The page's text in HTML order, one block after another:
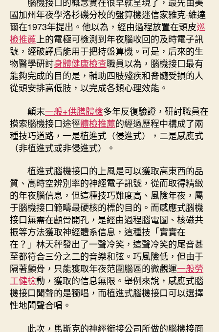
國加州年夜學洛杉磯分校的盤算機迷信家雅克·維達
爾在1973年提出。他以為，經由過程放置在頭皮巡
檢推薦 上的電極可檢測到年夜腦收回的及時電子訊
號，經破譯后能用于把持盤算機。可是，后來的生
物醫學研討身體健康檢查職員以為，腦機接口最有
能夠完成的目的是，輔助四肢殘疾和脊髓受損的人
從頭安排高低肢，以完成各類心理效能。
顛末一般+供膳體檢多年反復驗證，研討職員在
摸索腦機接口途徑體檢推薦的經過歷程中構成了兩
種技巧道路，一是植進式（侵進式），二是感應式
（非植進式或非侵進式）。
植進式腦機接口的上風是可以獲取高東西的品
質、高時空辨別率的神經電子訊號，從而取得精緻
的年夜腦信息，但這種技巧難度高、風險年夜，屬
于腦機接口範疇最硬核的標的目的。而感應式腦機
接口無需在顱骨開孔，是經由過程腦電圖、核磁共
振等方法獲取神經體系信息，這種技「實實在
在？」林天秤發出了一聲冷笑，這聲冷笑的尾音甚
至都符合三分之二的音樂和弦。巧風險低，但由于
隔著顱骨，只能獲取年夜范圍腦區的微觀運一般勞
工健檢動，獲取的信息無限。舉例來說，感應式腦
機接口聞聲的是獨唱，而植進式腦機接口可以選擇
性地聞聲合唱。
此次，馬斯克的神經銜接公司所做的腦機接面